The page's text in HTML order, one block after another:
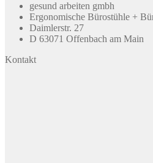
gesund arbeiten gmbh
Ergonomische Bürostühle +
Daimlerstr. 27
D 63071 Offenbach am Main
Kontakt